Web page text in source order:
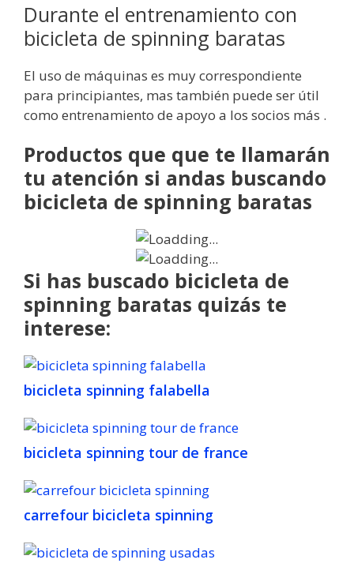
Durante el entrenamiento con
bicicleta de spinning baratas
El uso de máquinas es muy correspondiente
para principiantes, mas también puede ser útil
como entrenamiento de apoyo a los socios más .
Productos que que te llamarán
tu atención si andas buscando
bicicleta de spinning baratas
Si has buscado bicicleta de
spinning baratas quizás te
interese:
bicicleta spinning falabella
bicicleta spinning tour de france
carrefour bicicleta spinning